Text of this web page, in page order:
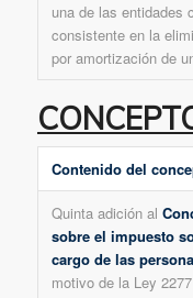
una de las entidades
consistente en la
por amortización de
Contenido del
Quinta adición al
sobre el impuesto
cargo de las
motivo de la Ley